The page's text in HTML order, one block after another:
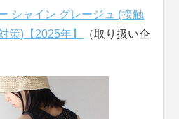
シャイン グレージュ (接触
策)【2025年】
（取り扱い企